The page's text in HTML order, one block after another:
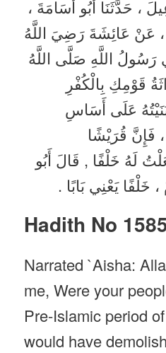
، حَدَّثَنَا أَبُو أُسَامَةَ ،
عَنْ عَائِشَةَ رَضِيَ اللَّهُ
رَسُولُ اللَّهِ صَلَّى اللَّهُ
قَوْمِكِ بِالْكُفْرِ
عَلَى أَسَاسِ
، فَإِنَّ قُرَيْشًا
لَهُ خَلْفًا , قَالَ أَبُو
خَلْفًا يَعْنِي بَابًا .
Hadith No
Narrated `Aisha:
me, Were your
Pre-Islamic period
would have